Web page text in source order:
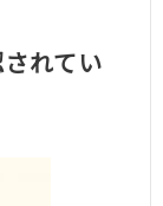
れてい